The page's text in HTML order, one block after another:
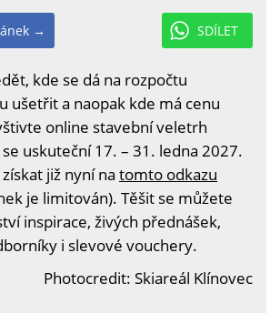
SDÍLET
→
kde se dá na rozpočtu
ušetřit a naopak kde má cenu
online stavební veletrh
uskuteční 17. – 31. ledna 2027.
již nyní na tomto odkazu
je limitován). Těšit se můžete
inspirace, živých přednášek,
i slevové vouchery.
Photocredit: Skiareál Klínovec